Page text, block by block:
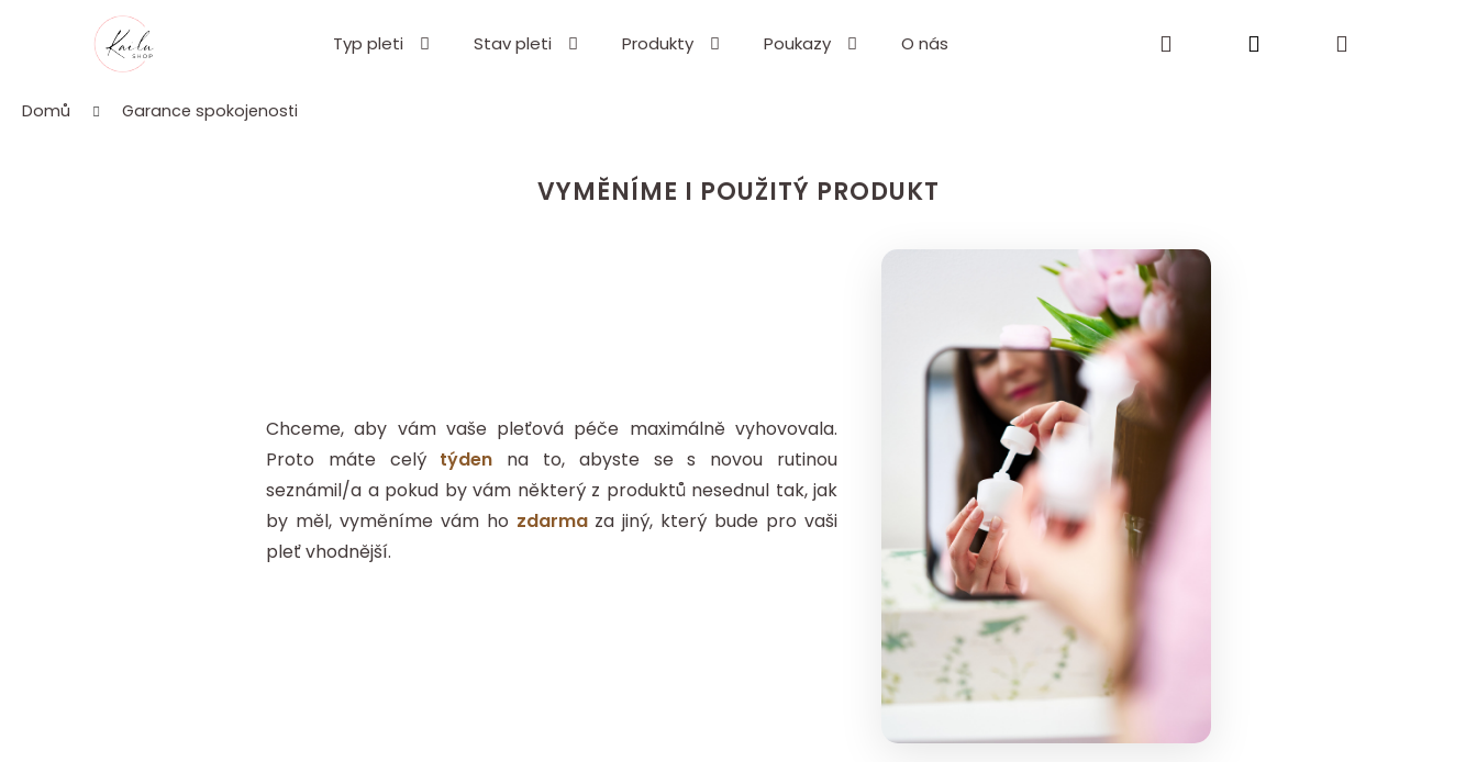
Typ pleti Stav pleti Produkty Poukazy O nás Přihlášení
Domů Garance spokojenosti
VYMĚNÍME I POUŽITÝ PRODUKT
Chceme, aby vám vaše pleťová péče maximálně vyhovovala.
Proto máte celý týden na to, abyste se s novou rutinou
seznámil/a a pokud by vám některý z produktů nesednul tak, jak
by měl, vyměníme vám ho zdarmaza jiný, který bude pro vaši
pleť vhodnější.
Zpět
obchodu
Zpět
obchodu